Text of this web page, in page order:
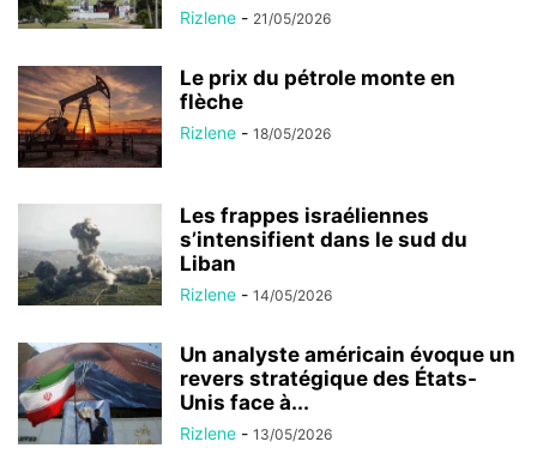
Rizlene - 21/05/2026
Le prix du pétrole monte en
flèche
Rizlene - 18/05/2026
Les frappes israéliennes
s’intensifient dans le sud du
Liban
Rizlene - 14/05/2026
Un analyste américain évoque un
revers stratégique des États-
Unis face à...
Rizlene - 13/05/2026